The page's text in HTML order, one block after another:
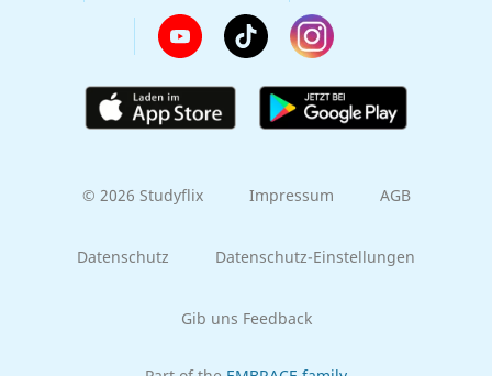
© 2026 Studyflix Impressum AGB
Datenschutz Datenschutz-Einstellungen
Gib uns Feedback